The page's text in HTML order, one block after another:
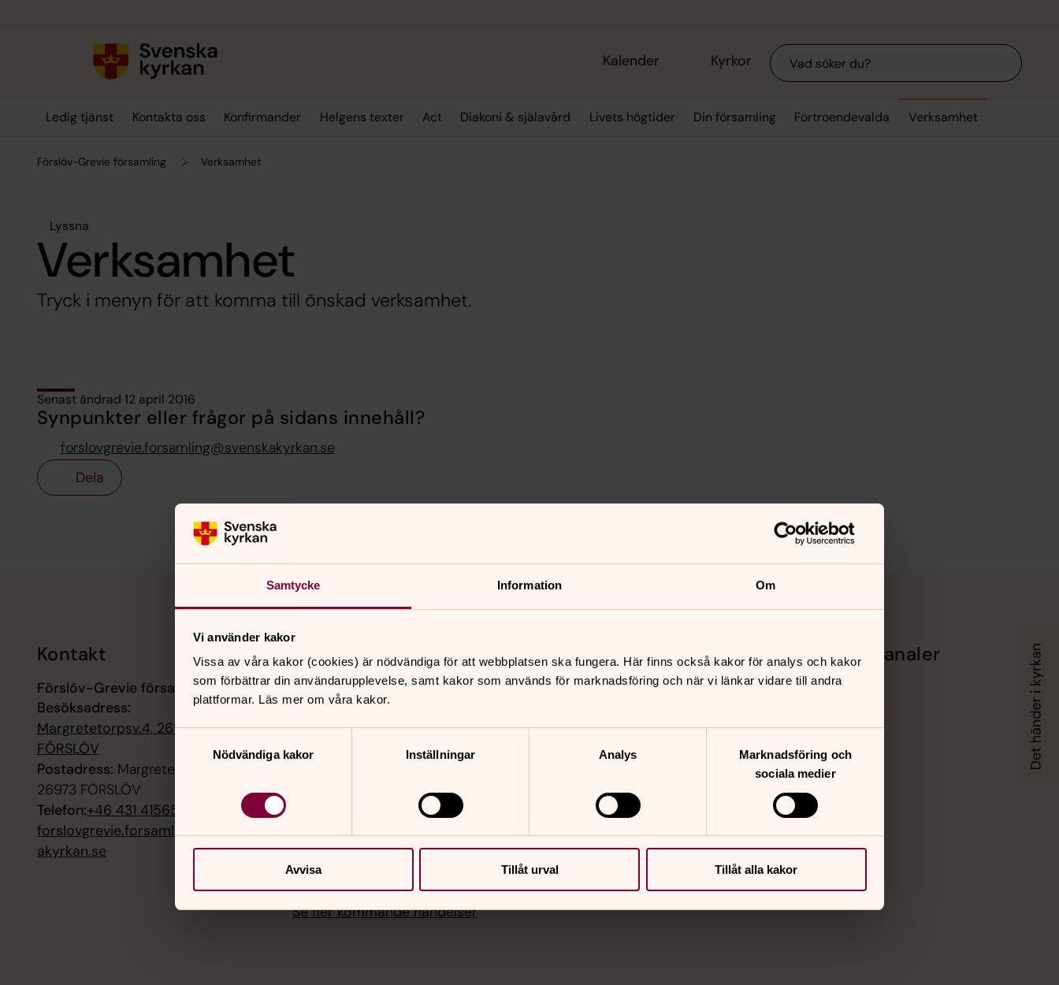
Samtycke Information Om
Vi använder kakor
Vissa av våra kakor (cookies) är nödvändiga för att webbplatsen ska fungera. Här finns också kakor för analys och kakor
som förbättrar din användarupplevelse, samt kakor som används för marknadsföring och när vi länkar vidare till andra
plattformar. Läs mer om våra kakor.
Samtyckesval
Nödvändiga kakor
Inställningar Analys
Marknadsföring och
sociala medier
Avvisa Tillåt urval Tillåt alla kakor
Kalender Kyrkor Sök
Ledig tjänst Kontakta oss Konfirmander Helgens texter Act Diakoni & själavård Livets högtider Din församling Förtroendevalda Verksamhet
Förslöv-Grevie församling Verksamhet
Lyssna
Verksamhet
Tryck i menyn för att komma till önskad verksamhet.
Senast ändrad 12 april 2016
Synpunkter eller frågor på sidans innehåll?
forslovgrevie.forsamling@svenskakyrkan.se
Dela
Kontakt
Förslöv-Grevie församling
Besöksadress:
Margretetorpsv.4, 26973
FÖRSLÖV
Postadress: Margretetorpsv. 4,
26973 FÖRSLÖV
Telefon:+46 431 415650
forslovgrevie.forsamling@svensk
akyrkan.se
Kalender
9 augusti 10.00
Högmässa, Förslövs kyrka
Morgonmässa, Förslövs kyrka
Högmässa, Grevie kyrka
Morgonmässa, Förslövs kyrka
Se fler kommande händelser
Hitta snabbt
Sidkarta
Sociala kanaler
Facebook